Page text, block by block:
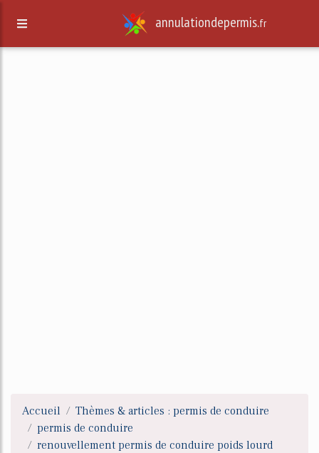
annulationdepermis.fr
Accueil
Thèmes & articles : permis de conduire
permis de conduire
renouvellement permis de conduire poids lourd